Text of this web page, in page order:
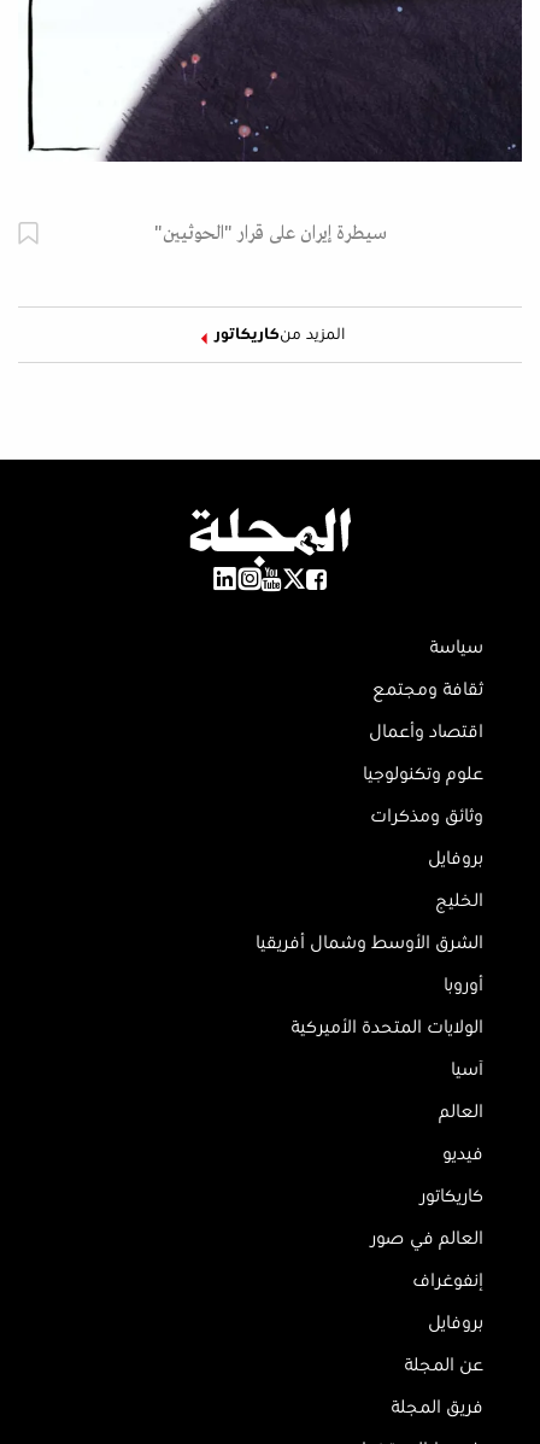
سيطرة إيران على قرار "الحوثيين"
المزيد منكاريكاتور
سياسة
ثقافة ومجتمع
اقتصاد وأعمال
علوم وتكنولوجيا
وثائق ومذكرات
بروفايل
الخليج
الشرق الأوسط وشمال أفريقيا
أوروبا
الولايات المتحدة الأميركية
آسيا
العالم
فيديو
كاريكاتور
العالم في صور
إنفوغراف
بروفايل
عن المجلة
فريق المجلة